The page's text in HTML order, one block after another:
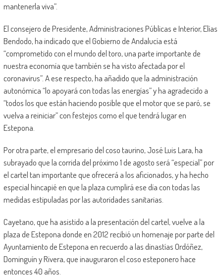
mantenerla viva”.
El consejero de Presidente, Administraciones Públicas e Interior, Elías
Bendodo, ha indicado que el Gobierno de Andalucía está
“comprometido con el mundo del toro, una parte importante de
nuestra economía que también se ha visto afectada por el
coronavirus”. A ese respecto, ha añadido que la administración
autonómica “lo apoyará con todas las energías” y ha agradecido a
“todos los que están haciendo posible que el motor que se paró, se
vuelva a reiniciar” con festejos como el que tendrá lugar en
Estepona.
Por otra parte, el empresario del coso taurino, José Luis Lara, ha
subrayado que la corrida del próximo 1 de agosto será “especial” por
el cartel tan importante que ofrecerá a los aficionados, y ha hecho
especial hincapié en que la plaza cumplirá ese día con todas las
medidas estipuladas por las autoridades sanitarias.
Cayetano, que ha asistido a la presentación del cartel, vuelve a la
plaza de Estepona donde en 2012 recibió un homenaje por parte del
Ayuntamiento de Estepona en recuerdo a las dinastías Ordóñez,
Dominguín y Rivera, que inauguraron el coso esteponero hace
entonces 40 años.